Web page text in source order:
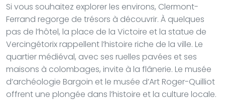
Si vous souhaitez explorer les environs, Clermont-
Ferrand regorge de trésors à découvrir. À quelques
pas de l’hôtel, la place de la Victoire et la statue de
Vercingétorix rappellent l’histoire riche de la ville. Le
quartier médiéval, avec ses ruelles pavées et ses
maisons à colombages, invite à la flânerie. Le musée
d’archéologie Bargoin et le musée d’Art Roger-Quilliot
offrent une plongée dans l’histoire et la culture locale.